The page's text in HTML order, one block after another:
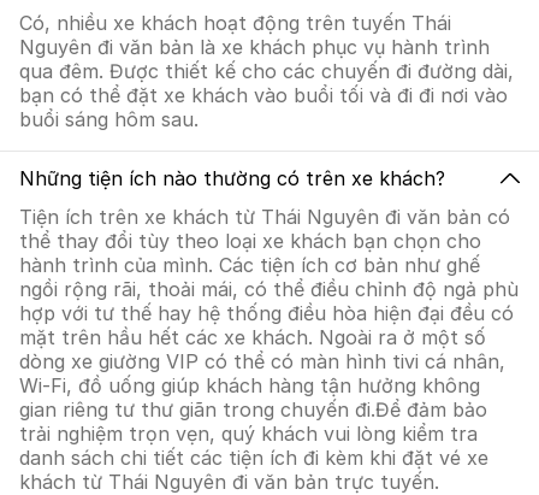
Có, nhiều xe khách hoạt động trên tuyến Thái
Nguyên đi văn bản là xe khách phục vụ hành trình
qua đêm. Được thiết kế cho các chuyến đi đường dài,
bạn có thể đặt xe khách vào buổi tối và đi đi nơi vào
buổi sáng hôm sau.
Những tiện ích nào thường có trên xe khách?
Tiện ích trên xe khách từ Thái Nguyên đi văn bản có
thể thay đổi tùy theo loại xe khách bạn chọn cho
hành trình của mình. Các tiện ích cơ bản như ghế
ngồi rộng rãi, thoải mái, có thể điều chỉnh độ ngả phù
hợp với tư thế hay hệ thống điều hòa hiện đại đều có
mặt trên hầu hết các xe khách. Ngoài ra ở một số
dòng xe giường VIP có thể có màn hình tivi cá nhân,
Wi-Fi, đồ uống giúp khách hàng tận hưởng không
gian riêng tư thư giãn trong chuyến đi.Để đảm bảo
trải nghiệm trọn vẹn, quý khách vui lòng kiểm tra
danh sách chi tiết các tiện ích đi kèm khi đặt vé xe
khách từ Thái Nguyên đi văn bản trực tuyến.